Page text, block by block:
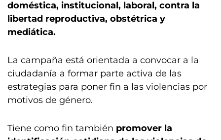
doméstica, institucional, laboral, contra la
libertad reproductiva, obstétrica y
mediática.
La campaña está orientada a convocar a la
ciudadanía a formar parte activa de las
estrategias para poner fin a las violencias por
motivos de género.
Tiene como fin también promover la